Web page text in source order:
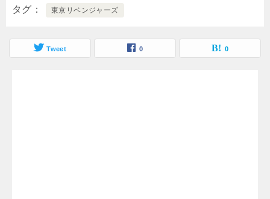
タグ 東京リベンジャーズ
Tweet 0 0